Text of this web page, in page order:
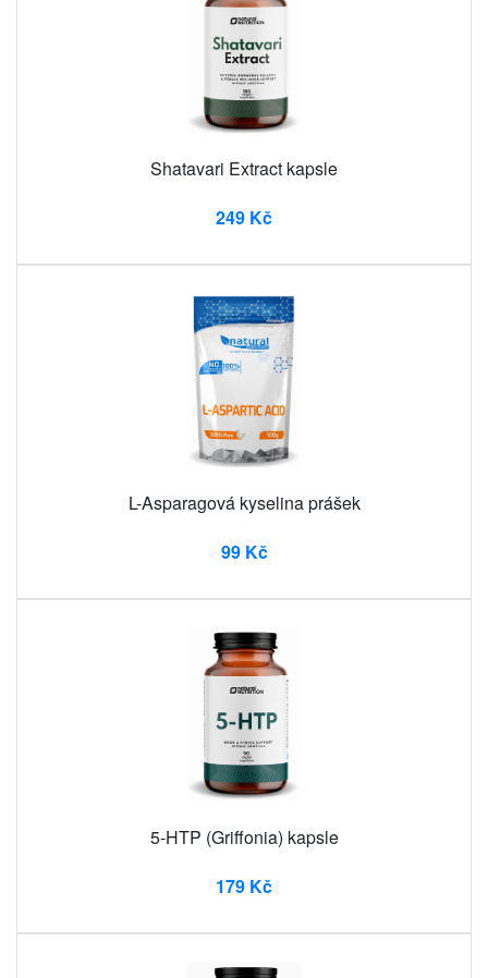
Shatavari Extract kapsle
249 Kč
L-Asparagová kyselina prášek
99 Kč
5-HTP (Griffonia) kapsle
179 Kč